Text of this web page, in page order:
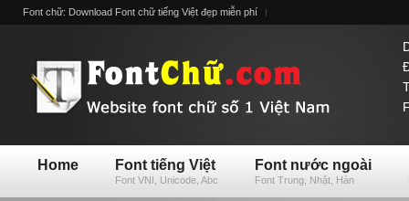
Font chữ: Download Font chữ tiếng Việt đẹp miễn phí
Home Font tiếng Việt
Font VNI, Unicode, Abc
Font nước ngoài
Font Trung, Nhật, Hàn